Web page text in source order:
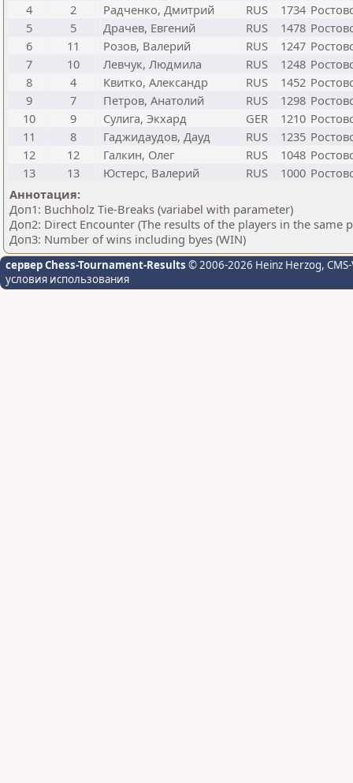
4
2 Радченко, Дмитрий RUS 1734
5
5 Драчев, Евгений RUS 1478
6
11 Розов, Валерий RUS 1247
7
10 Левчук, Людмила RUS 1248
8
4 Квитко, Александр RUS 1452
9
7 Петров, Анатолий RUS 1298
10
9 Сулига, Экхард GER 1210
11
8 Гаджидаудов, Дауд RUS 1235
12
12 Галкин, Олег RUS 1048
13
13 Юстерс, Валерий RUS 1000
Аннотация:
Доп1: Buchholz Tie-Breaks (variabel with parameter)
Доп2: Direct Encounter (The results of the players in the same
Доп3: Number of wins including byes (WIN)
сервер Chess-Tournament-Results © 2006-2026 Heinz Herzog,
условия использования